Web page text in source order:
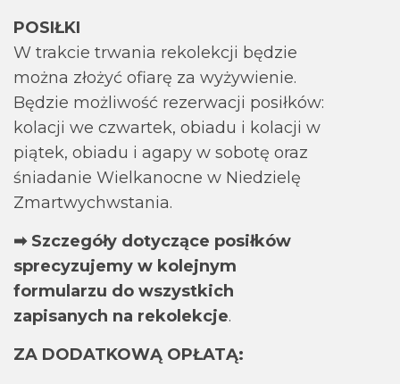
POSIŁKI
W trakcie trwania rekolekcji będzie
można złożyć ofiarę za wyżywienie.
Będzie możliwość rezerwacji posiłków:
kolacji we czwartek, obiadu i kolacji w
piątek, obiadu i agapy w sobotę oraz
śniadanie Wielkanocne w Niedzielę
Zmartwychwstania.
➡ Szczegóły dotyczące posiłków
sprecyzujemy w kolejnym
formularzu do wszystkich
zapisanych na rekolekcje.
ZA DODATKOWĄ OPŁATĄ: